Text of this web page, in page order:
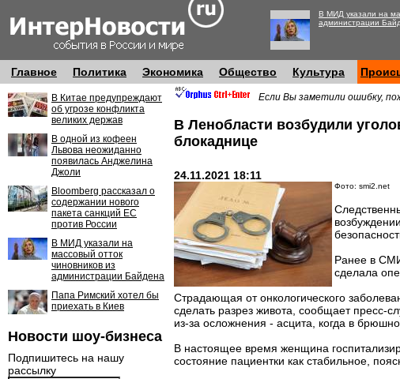
В МИД указали на
администрации
Главное Политика Экономика Общество Культура
В Китае предупреждают
об угрозе конфликта
великих держав
В одной из кофеен
Львова неожиданно
появилась Анджелина
Джоли
Bloomberg рассказал о
содержании нового
пакета санкций ЕС
против России
В МИД указали на
массовый отток
чиновников из
администрации Байдена
Папа Римский хотел бы
приехать в Киев
Новости шоу-бизнеса
Подпишитесь на нашу
рассылку
Если Вы заметили ошибку,
В Ленобласти возбудили
блокаднице
24.11.2021 18:11
Фото: smi2.net
Ранее в
сделала
Страдающая от онкологического
сделать разрез живота, сообщает пресс-
из-за осложнения - асцита, когда в
В настоящее время женщина
состояние пациентки как стабильное,